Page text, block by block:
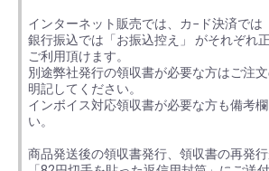
インターネット販売では、カ−ド決済では
銀行振込では「お振込控え」 がそれぞれ
ご利用頂けます。
別途弊社発行の領収書が必要な方はご注
明記してください。
インボイス対応領収書が必要な方も備考
い。
商品発送後の領収書発行、領収書の再発行